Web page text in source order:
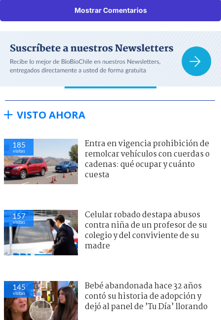
Mostrar Comentarios
VISTO AHORA
185
visitas
Entra en vigencia prohibición de
remolcar vehículos con cuerdas o
cadenas: qué ocupar y cuánto
cuesta
157
visitas
Celular robado destapa abusos
contra niña de un profesor de su
colegio y del conviviente de su
madre
145
visitas
Bebé abandonada hace 32 años
contó su historia de adopción y
dejó al panel de ’Tu Día’ llorando